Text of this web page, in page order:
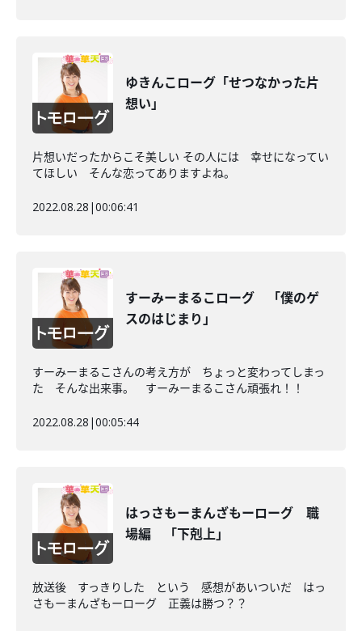
ゆきんこローグ「せつなかった片
想い」
片想いだったからこそ美しい その人には 幸せになってい
てほしい そんな恋ってありますよね。
2022.08.28 |00:06:41
すーみーまるこローグ 「僕のゲ
スのはじまり」
すーみーまるこさんの考え方が ちょっと変わってしまっ
た そんな出来事。 すーみーまるこさん頑張れ！！
2022.08.28 |00:05:44
はっさもーまんざもーローグ 職
場編 「下剋上」
放送後 すっきりした という 感想があいついだ はっ
さもーまんざもーローグ 正義は勝つ？？